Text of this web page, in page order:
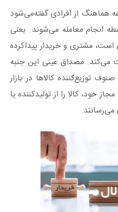
هماهنگ از افرادی گفته‌می‌شود
انجام معامله‌ می‌شوند. یعنی
مشتری و خریدار پیداکرده
می‌کند. مصداق عینی این جنبه
توزیع‌کننده کالاها در بازار
خود، کالا را از تولیدکننده یا